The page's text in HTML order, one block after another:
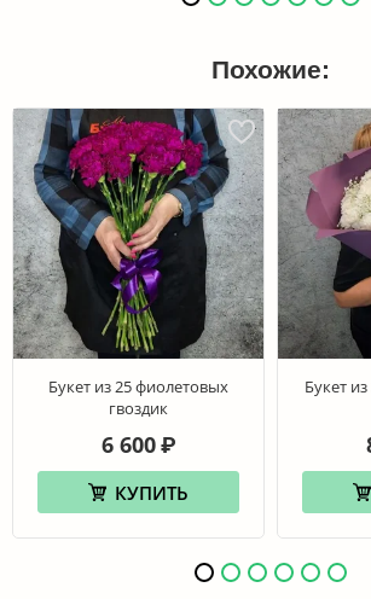
Похожие:
Букет из 25 фиолетовых
гвоздик
6 600 ₽
КУПИТЬ
Букет